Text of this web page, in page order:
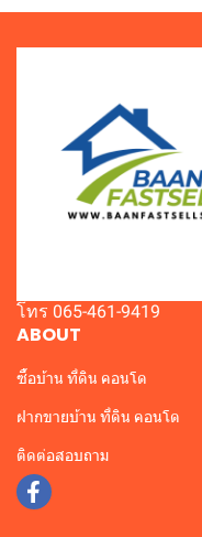
โทร 065-461-9419
ABOUT
ซื้อบ้าน ที่ดิน คอนโด
ฝากขายบ้าน ที่ดิน คอนโด
ติดต่อสอบถาม